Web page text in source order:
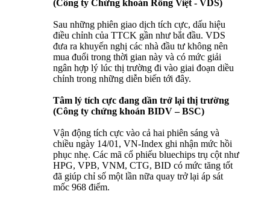
(Công ty Chứng khoán Rồng Việt - VDS)
Sau những phiên giao dịch tích cực, dấu hiệu
điều chỉnh của TTCK gần như bắt đầu. VDS
đưa ra khuyến nghị các nhà đầu tư không nên
mua đuổi trong thời gian này và có mức giải
ngân hợp lý lúc thị trường đi vào giai đoạn diều
chỉnh trong những diễn biến tới đây.
Tâm lý tích cực đang dần trở lại thị trường
(Công ty chứng khoán BIDV – BSC)
Vận động tích cực vào cả hai phiên sáng và
chiều ngày 14/01, VN-Index ghi nhận mức hồi
phục nhẹ. Các mã cổ phiếu bluechips trụ cột như
HPG, VPB, VNM, CTG, BID có mức tăng tốt
đã giúp chỉ số một lần nữa quay trở lại áp sát
mốc 968 điểm.